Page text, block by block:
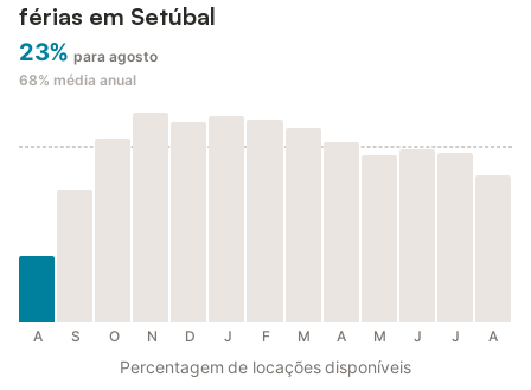
férias em Setúbal
23% para agosto
68% média anual
A S O N D J F M A M J J A
Percentagem de locações disponíveis